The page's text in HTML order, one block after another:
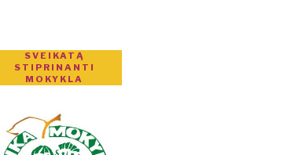
SVEIKATĄ
STIPRINANTI
MOKYKLA